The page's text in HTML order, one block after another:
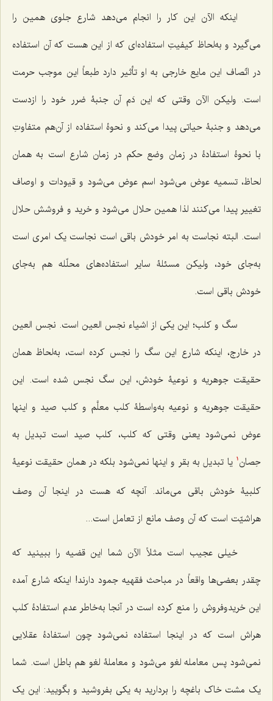
اینکه الآن این کار را انجام مى‌دهد شارع جلوی همین را
مى‌گیرد و به‌لحاظ کیفیتِ استفاده‌اى که از این هست که آن استفاده
در اتّصاف این مایع خارجى به او تأثیر دارد طبعاً این موجب حرمت
است. ولیکن الآن وقتى که این دَم آن جنبۀ ضرر خود را ازدست
مى‌دهد و جنبۀ حیاتى پیدا مى‌کند و نحوۀ استفاده از آن‌هم متفاوتِ
با نحوۀ استفادۀ در زمان وضع حکم در زمان شارع است به همان
لحاظ، تسمیه عوض مى‌شود اسم عوض مى‌شود و قیودات و اوصاف
تغییر پیدا مى‌کنند لذا همین حلال مى‌شود و خرید و فروشش حلال
است. البته نجاست به امر خودش باقى است نجاست یک امرى است
به‌جاى خود، ولیکن مسئلۀ سایر استفاده‌هاى محلّله هم به‌جاى
خودش باقى است.
سگ و کلب؛ این یکى از اشیاء نجس العین است. نجس العین
در خارج، اینکه شارع این سگ را نجس کرده است، به‌لحاظ همان
حقیقت جوهریه و نوعیۀ خودش، این سگ نجس شده است. این
حقیقت جوهریه و نوعیه به‌واسطۀ کلب معلَّم و کلب صید و اینها
عوض نمى‌شود یعنى وقتى که کلب، کلب صید است تبدیل به
حِصان 1 یا تبدیل به بقر و اینها نمى‌شود بلکه در همان حقیقت نوعیۀ
کلبیۀ خودش باقى مى‌ماند. آنچه که هست در اینجا آن وصف‌
هراشیّت است که آن وصف مانع از تعامل است...
خیلى عجیب است مثلاً الآن شما این قضیه را ببینید که
چقدر بعضی‌ها واقعاً در مباحث فقهیه جمود دارند! اینکه شارع آمده
این خریدوفروش را منع کرده است در آنجا به‌خاطر عدم استفادۀ کلب
هراش است که در اینجا استفاده نمى‌شود چون استفادۀ عقلایى
نمى‌شود پس معامله لغو مى‌شود و معاملۀ لغو هم باطل است. شما
یک مشت خاک باغچه را بردارید به یکى بفروشید و بگویید: این یک